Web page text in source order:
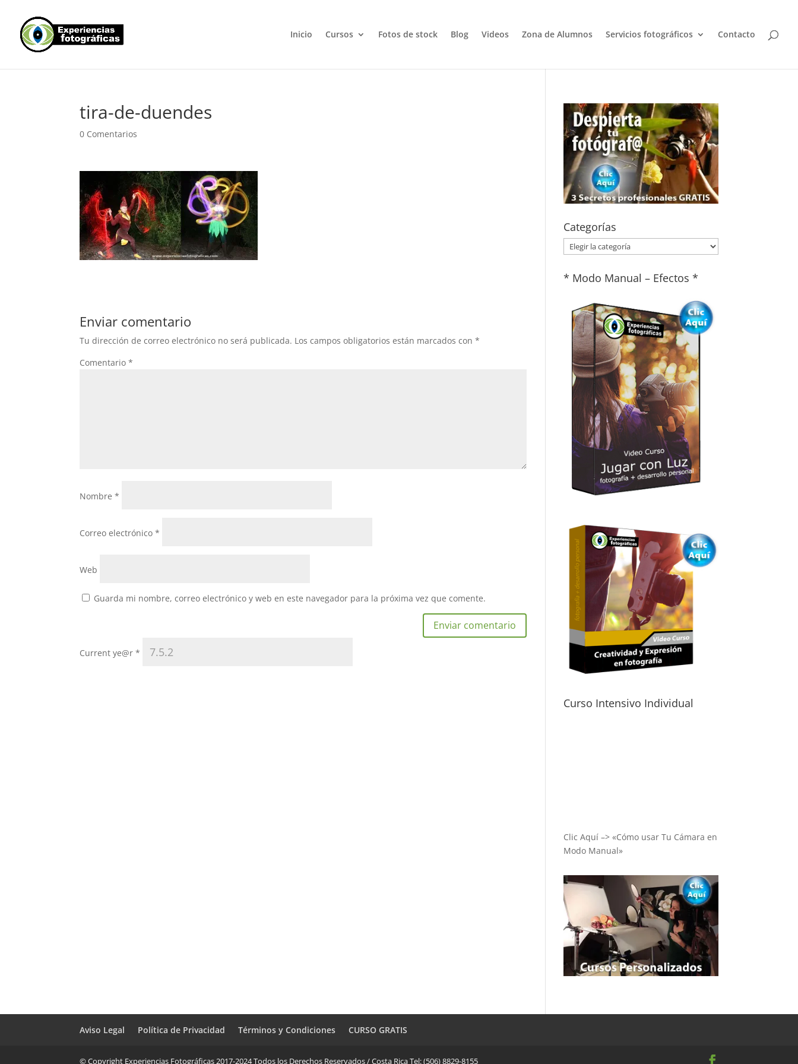
Inicio Cursos Fotos de stock Blog Videos Zona de Alumnos Servicios fotográficos Contacto
tira-de-duendes
0 Comentarios
Enviar comentario
Tu dirección de correo electrónico no será publicada. Los campos obligatorios están marcados con*
Comentario*
Nombre*
Correo electrónico*
Web
Guarda mi nombre, correo electrónico y web en este navegador para la próxima vez que comente.
Current ye@r*
Categorías
Categorías
* Modo Manual – Efectos *
Curso Intensivo Individual
Clic Aquí –> «Cómo usar Tu Cámara en
Modo Manual»
Aviso Legal Política de Privacidad Términos y Condiciones CURSO GRATIS
© Copyright Experiencias Fotográficas 2017-2024 Todos los Derechos Reservados / Costa Rica Tel: (506) 8829-8155